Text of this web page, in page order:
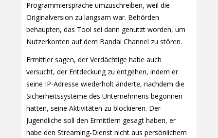
Programmiersprache umzuschreiben, weil die
Originalversion zu langsam war. Behörden
behaupten, das Tool sei dann genutzt worden, um
Nutzerkonten auf dem Bandai Channel zu stören.
Ermittler sagen, der Verdächtige habe auch
versucht, der Entdeckung zu entgehen, indem er
seine IP-Adresse wiederholt änderte, nachdem die
Sicherheitssysteme des Unternehmens begonnen
hatten, seine Aktivitäten zu blockieren. Der
Jugendliche soll den Ermittlern gesagt haben, er
habe den Streaming-Dienst nicht aus persönlichem